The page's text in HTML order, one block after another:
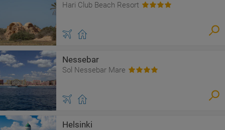
Hari Club Beach Resort
Nessebar
Sol Nessebar Mare
Helsinki